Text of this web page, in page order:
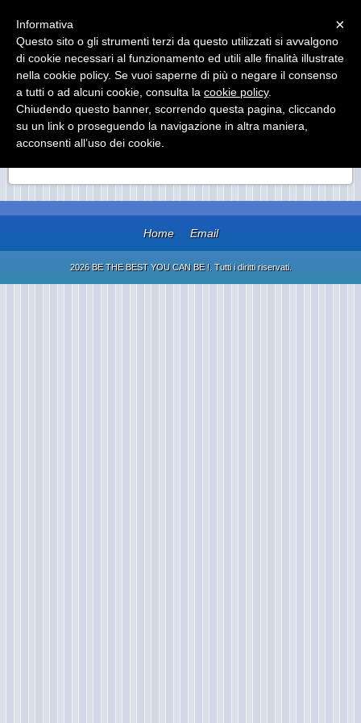
BE THE BEST YOU CAN BE !
EXECUTIVE COACHING, SALES TRAINING,
PERSONAL DEVELOPMENT & MOTIVATIONAL
SPEAKER
NUOVA CATEGORIA
Home Email
2026 BE THE BEST YOU CAN BE !. Tutti i diritti riservati.
×
Informativa
Questo sito o gli strumenti terzi da questo utilizzati si avvalgono
di cookie necessari al funzionamento ed utili alle finalità illustrate
nella cookie policy. Se vuoi saperne di più o negare il consenso
a tutti o ad alcuni cookie, consulta la cookie policy.
Chiudendo questo banner, scorrendo questa pagina, cliccando
su un link o proseguendo la navigazione in altra maniera,
acconsenti all’uso dei cookie.